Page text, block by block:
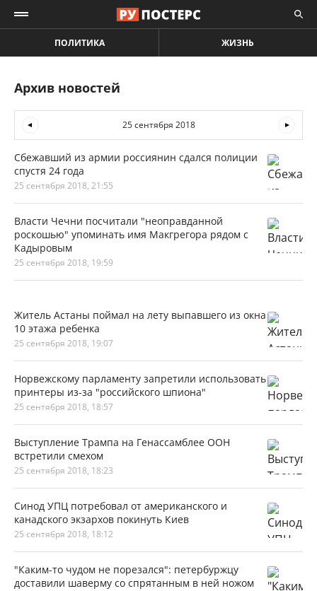
ПОЛИТИКА ЖИЗНЬ
Архив новостей
25 сентября 2018
Сбежавший из армии россиянин сдался полиции
спустя 24 года
25 сентября 2018, 21:55
Власти Чечни посчитали "неоправданной
роскошью" упоминать имя Макгрегора рядом с
Кадыровым
25 сентября 2018, 19:59
Житель Астаны поймал на лету выпавшего из окна
10 этажа ребенка
25 сентября 2018, 19:07
Норвежскому парламенту запретили использовать
принтеры из-за "российского шпиона"
25 сентября 2018, 18:57
Выступление Трампа на Генассамблее ООН
встретили смехом
25 сентября 2018, 18:23
Синод УПЦ потребовал от американского и
канадского экзархов покинуть Киев
25 сентября 2018, 18:12
"Каким-то чудом не порезался": петербуржцу
доставили шаверму со спрятанным в ней ножом